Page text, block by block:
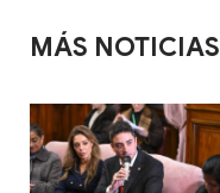
MÁS NOTICIAS